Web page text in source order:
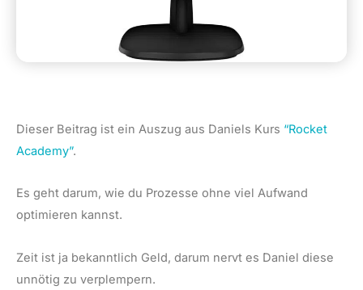
Dieser Beitrag ist ein Auszug aus Daniels Kurs “Rocket
Academy”.
Es geht darum, wie du Prozesse ohne viel Aufwand
optimieren kannst.
Zeit ist ja bekanntlich Geld, darum nervt es Daniel diese
unnötig zu verplempern.